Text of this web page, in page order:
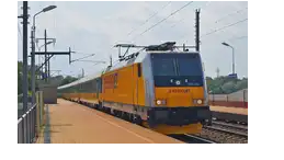
Strecken | KBS 800-999
800 Würzburg –
910 Treuchtlingen –
951 (München–)